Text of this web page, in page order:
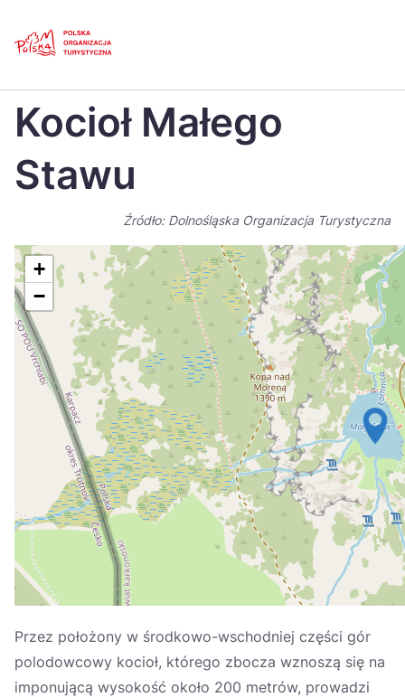
Polski
Dansk
Italiano
Nederlands 日本
Português
Suomi
Україна
Kocioł Małego
Stawu
Źródło: Dolnośląska Organizacja Turystyczna
+
−
Przez położony w środkowo-wschodniej części gór
polodowcowy kocioł, którego zbocza wznoszą się na
imponującą wysokość około 200 metrów, prowadzi